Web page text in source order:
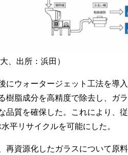
、出所：浜田）
にウォータージェット工法を導
樹脂成分を高精度で除去し、ガ
品質を確保した。これにより、
平リサイクルを可能にした。
再資源化したガラスについて原